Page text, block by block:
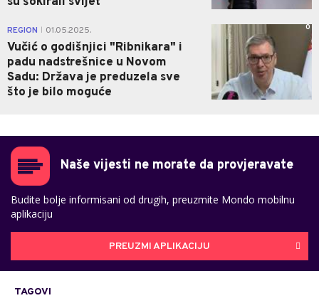
REGION 01.05.2025.
Vučić o godišnjici "Ribnikara" i
padu nadstrešnice u Novom
Sadu: Država je preduzela sve
što je bilo moguće
0
Naše vijesti ne morate da provjeravate
Budite bolje informisani od drugih, preuzmite Mondo mobilnu
aplikaciju
PREUZMI APLIKACIJU
TAGOVI